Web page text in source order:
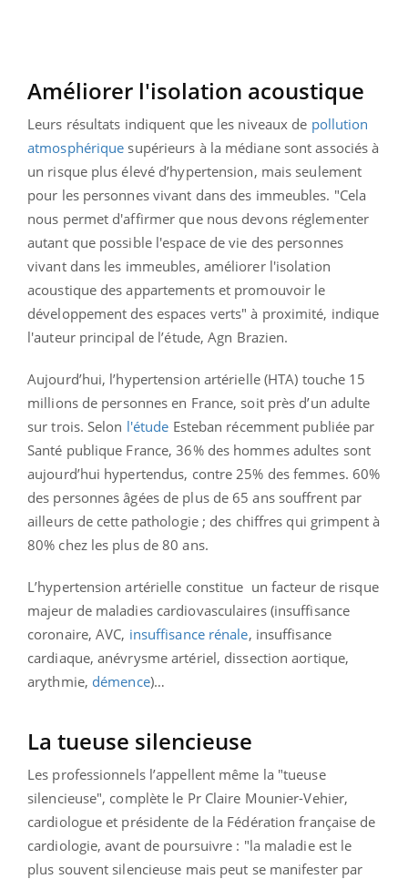
Améliorer l'isolation acoustique
Leurs résultats indiquent que les niveaux de pollution
atmosphérique supérieurs à la médiane sont associés à
un risque plus élevé d’hypertension, mais seulement
pour les personnes vivant dans des immeubles. "Cela
nous permet d'affirmer que nous devons réglementer
autant que possible l'espace de vie des personnes
vivant dans les immeubles, améliorer l'isolation
acoustique des appartements et promouvoir le
développement des espaces verts" à proximité, indique
l'auteur principal de l’étude, Agn Brazien.
Aujourd’hui, l’hypertension artérielle (HTA) touche 15
millions de personnes en France, soit près d’un adulte
sur trois. Selon l'étude Esteban récemment publiée par
Santé publique France, 36% des hommes adultes sont
aujourd’hui hypertendus, contre 25% des femmes. 60%
des personnes âgées de plus de 65 ans souffrent par
ailleurs de cette pathologie ; des chiffres qui grimpent à
80% chez les plus de 80 ans.
L’hypertension artérielle constitue un facteur de risque
majeur de maladies cardiovasculaires (insuffisance
coronaire, AVC, insuffisance rénale, insuffisance
cardiaque, anévrysme artériel, dissection aortique,
arythmie, démence)…
La tueuse silencieuse
Les professionnels l’appellent même la "tueuse
silencieuse", complète le Pr Claire Mounier-Vehier,
cardiologue et présidente de la Fédération française de
cardiologie, avant de poursuivre : "la maladie est le
plus souvent silencieuse mais peut se manifester par